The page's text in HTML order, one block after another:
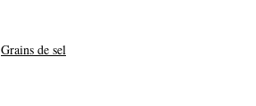
Grains de sel